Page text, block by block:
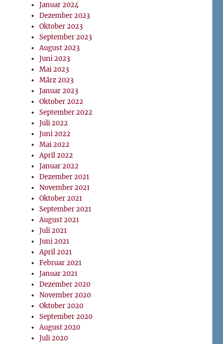
Januar 2024
Dezember 2023
Oktober 2023
September 2023
August 2023
Juni 2023
Mai 2023
März 2023
Januar 2023
Oktober 2022
September 2022
Juli 2022
Juni 2022
Mai 2022
April 2022
Januar 2022
Dezember 2021
November 2021
Oktober 2021
September 2021
August 2021
Juli 2021
Juni 2021
April 2021
Februar 2021
Januar 2021
Dezember 2020
November 2020
Oktober 2020
September 2020
August 2020
Juli 2020